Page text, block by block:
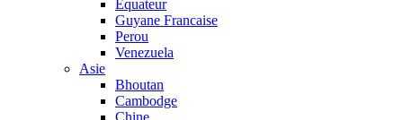
Equateur
Guyane Francaise
Perou
Venezuela
Asie
Bhoutan
Cambodge
Chine